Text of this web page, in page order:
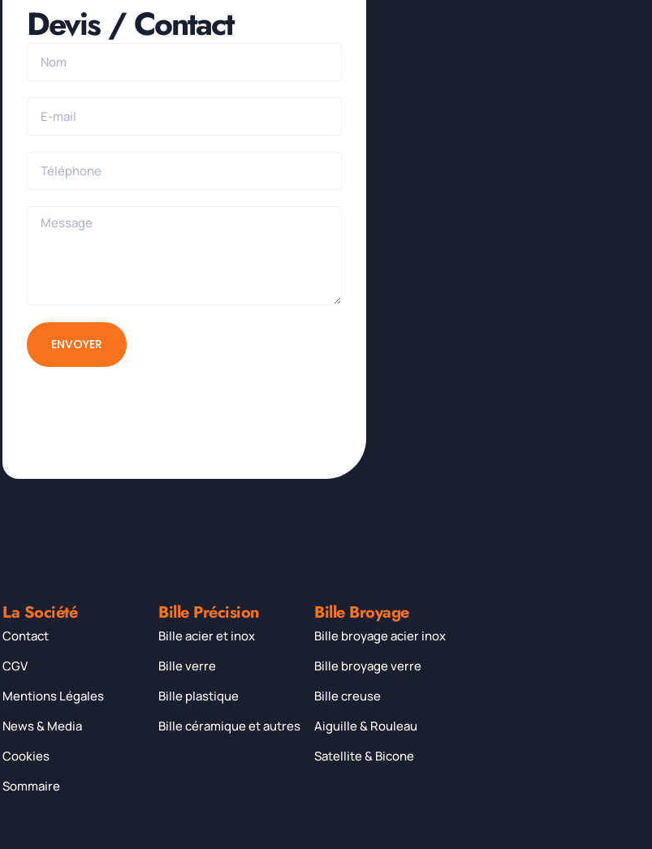
Devis / Contact
ENVOYER
La Société
Contact
CGV
Mentions Légales
News & Media
Cookies
Sommaire
Bille Précision
Bille acier et inox
Bille verre
Bille plastique
Bille céramique et autres
Bille Broyage
Bille broyage acier inox
Bille broyage verre
Bille creuse
Aiguille & Rouleau
Satellite & Bicone